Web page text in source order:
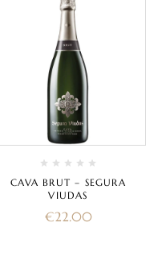
CAVA BRUT – SEGURA
VIUDAS
€22.00